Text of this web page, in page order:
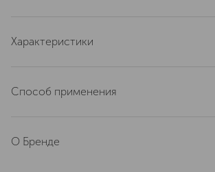
Характеристики
Способ применения
О Бренде